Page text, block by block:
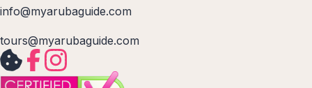
info@myarubaguide.com
tours@myarubaguide.com